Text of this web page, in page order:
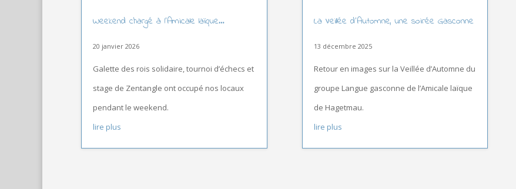
Weekend chargé à l’Amicale laïque…
20 janvier 2026
Galette des rois solidaire, tournoi d’échecs et
stage de Zentangle ont occupé nos locaux
pendant le weekend.
lire plus
La Veillée d’Automne, une soirée Gasconne
13 décembre 2025
Retour en images sur la Veillée d’Automne du
groupe Langue gasconne de l’Amicale laïque
de Hagetmau.
lire plus